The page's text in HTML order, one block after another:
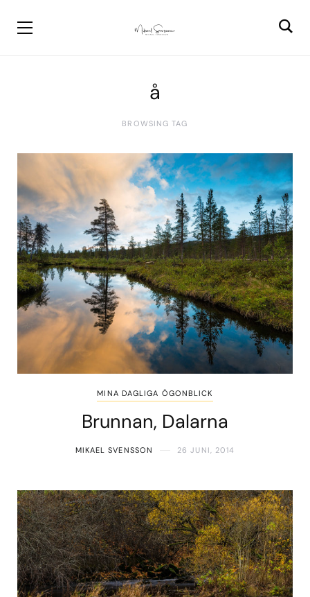
å
BROWSING TAG
MINA DAGLIGA ÖGONBLICK
Brunnan, Dalarna
MIKAEL SVENSSON 26 JUNI, 2014